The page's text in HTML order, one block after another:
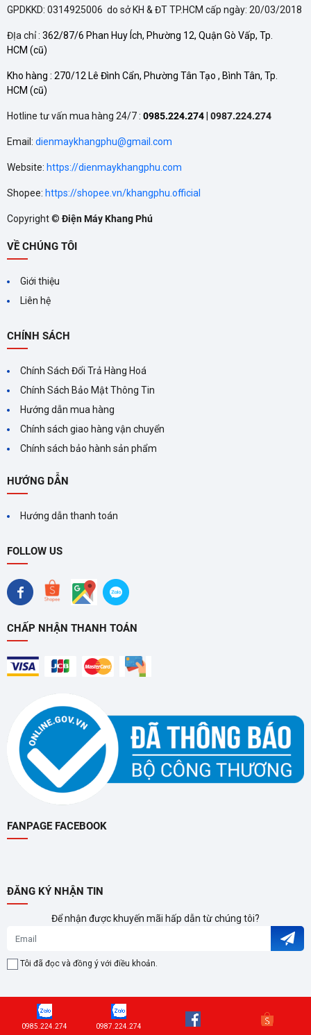
GPDKKD: 0314925006 do sở KH & ĐT TP.HCM cấp ngày: 20/03/2018
ĐỊa chỉ : 362/87/6 Phan Huy Ích, Phường 12, Quận Gò Vấp, Tp.
HCM (cũ)
Kho hàng : 270/12 Lê Đình Cẩn, Phường Tân Tạo , Bình Tân, Tp.
HCM (cũ)
Hotline tư vấn mua hàng 24/7 : 0985.224.274 0987.224.274
Email: dienmaykhangphu@gmail.com
Website: https://dienmaykhangphu.com
Shopee: https://shopee.vn/khangphu.official
Copyright ©Điện Máy Khang Phú
VỀ CHÚNG TÔI
Giới thiệu
Liên hệ
CHÍNH SÁCH
Chính Sách Đổi Trả Hàng Hoá
Chính Sách Bảo Mật Thông Tin
Hướng dẫn mua hàng
Chính sách giao hàng vận chuyển
Chính sách bảo hành sản phẩm
HƯỚNG DẪN
Hướng dẫn thanh toán
FOLLOW US
CHẤP NHẬN THANH TOÁN
FANPAGE FACEBOOK
ĐĂNG KÝ NHẬN TIN
Để nhận được khuyến mãi hấp dẫn từ chúng tôi?
Tôi đã đọc và đồng ý với điều khoản.
social1 social2
0985.224.274 0987.224.274